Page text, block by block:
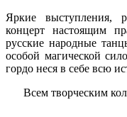
Яркие выступления,
концерт настоящим
русские народные
особой магической
гордо неся в себе всю
Всем творческим